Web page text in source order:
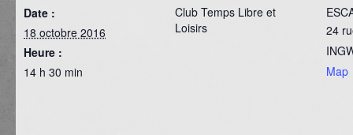
Date :
18 octobre 2016
Heure :
14 h 30 min
Club Temps Libre et
Loisirs
24
Map